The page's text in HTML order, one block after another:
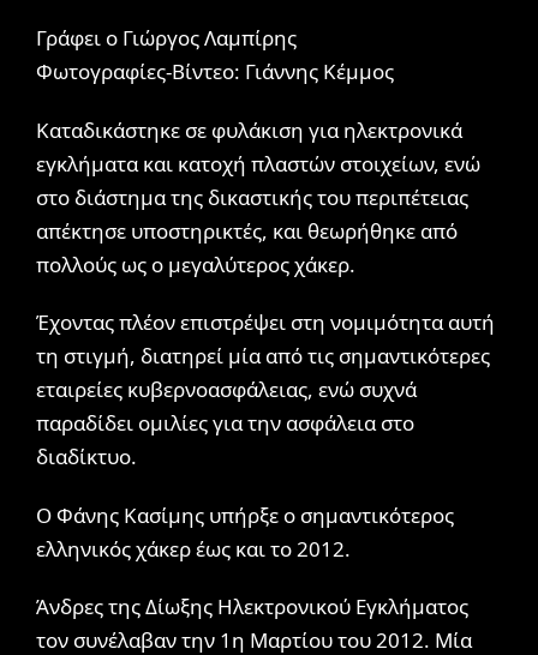
Γράφει ο Γιώργος Λαμπίρης
Φωτογραφίες-Βίντεο: Γιάννης Κέμμος
Καταδικάστηκε σε φυλάκιση για ηλεκτρονικά
εγκλήματα και κατοχή πλαστών στοιχείων, ενώ
στο διάστημα της δικαστικής του περιπέτειας
απέκτησε υποστηρικτές, και θεωρήθηκε από
πολλούς ως ο μεγαλύτερος χάκερ.
Έχοντας πλέον επιστρέψει στη νομιμότητα αυτή
τη στιγμή, διατηρεί μία από τις σημαντικότερες
εταιρείες κυβερνοασφάλειας, ενώ συχνά
παραδίδει ομιλίες για την ασφάλεια στο
διαδίκτυο.
Ο Φάνης Κασίμης υπήρξε ο σημαντικότερος
ελληνικός χάκερ έως και το 2012.
Άνδρες της Δίωξης Ηλεκτρονικού Εγκλήματος
τον συνέλαβαν την 1η Μαρτίου του 2012. Μία